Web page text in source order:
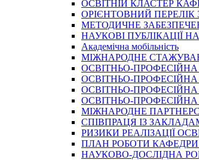
ОСВІТНІЙ КЛАСТЕР
ОРІЄНТОВНИЙ ПЕРЕЛІК
МЕТОДИЧНЕ
НАУКОВІ ПУБЛІКАЦІЇ
Академічна мобільність
МІЖНАРОДНЕ
ОСВІТНЬО-
ОСВІТНЬО-
ОСВІТНЬО-
ОСВІТНЬО-
МІЖНАРОДНЕ
СПІВПРАЦЯ ІЗ
РИЗИКИ РЕАЛІЗАЦІЇ
ПЛАН РОБОТИ КАФЕДРИ
НАУКОВО-ДОСЛІДНА